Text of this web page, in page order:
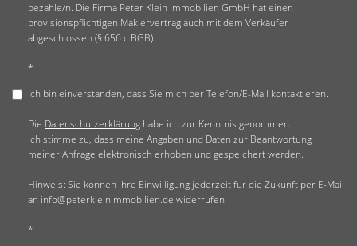
bezahle/n. Die Firma Peter Klein Immobilien GmbH hat einen
provisionspflichtigen Maklervertrag auch mit dem Verkäufer
abgeschlossen (§ 656 c BGB).
*
Ich bin einverstanden, dass Sie mich per Telefon/E-Mail kontaktieren.
Die Datenschutzerklärung habe ich zur Kenntnis genommen.
Ich stimme zu, dass meine Angaben und Daten zur Beantwortung
meiner Anfrage elektronisch erhoben und gespeichert werden.
Hinweis: Sie können Ihre Einwilligung jederzeit für die Zukunft per E-Mail
an info@peterkleinimmobilien.de widerrufen.
*